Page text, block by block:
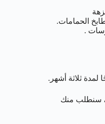
الحمامات.
.
ثلاثة أشهر.
سنطلب منك